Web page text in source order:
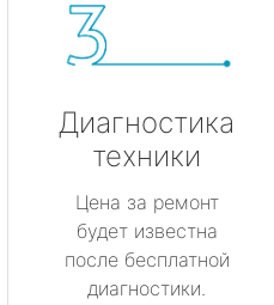
Диагностика
техники
Цена за ремонт
будет известна
после бесплатной
диагностики.